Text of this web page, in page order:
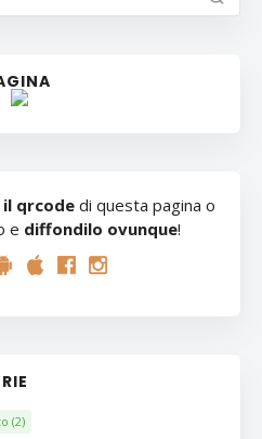
il qrcode di questa pagina o
e diffondilo ovunque!
(2)